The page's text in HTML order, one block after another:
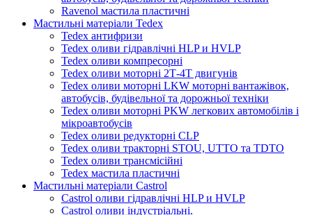
Ravenol мастила пластичні
Мастильні матеріали Tedex
Tedex антифризи
Tedex оливи гідравлічні HLP и HVLP
Tedex оливи компресорні
Tedex оливи моторні 2Т-4Т двигунів
Tedex оливи моторні LKW моторні вантажівок,
автобусів, будівельної та дорожньої техніки
Tedex оливи моторні PKW легкових автомобілів і
мікроавтобусів
Tedex оливи редукторні CLP
Tedex оливи тракторні STOU, UTTO та TDTO
Tedex оливи трансмісійні
Tedex мастила пластичні
Мастильні матеріали Castrol
Castrol оливи гідравлічні HLP и HVLP
Castrol оливи індустріальні.